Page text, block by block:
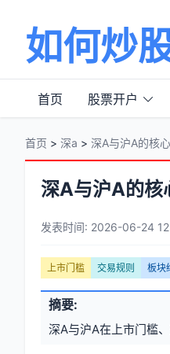
如何炒
首页 股票开户
首页 > 深a > 深A与沪A的核
深A与沪A的核
章
元
信
发表时间: 2026-06-24
文
章
上市门槛 交易规则 板块
摘要:
深A与沪A在上市门槛